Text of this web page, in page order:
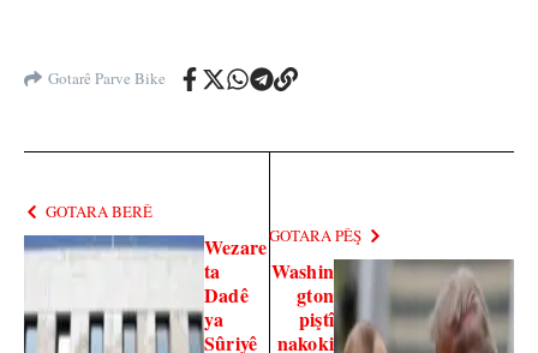
Gotarê Parve Bike
GOTARA BERÊ
Wezare
ta
Dadê
ya
Sûriyê
GOTARA PÊŞ
Washin
gton
piştî
nakoki